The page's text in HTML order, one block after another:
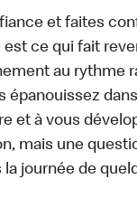
et faites
ce qui fait
au rythme
épanouissez
et à vous
mais une
journée de